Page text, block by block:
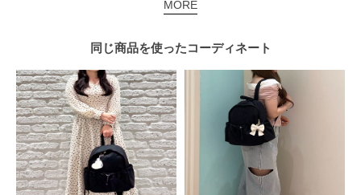
MORE
同じ商品を使ったコーディネート